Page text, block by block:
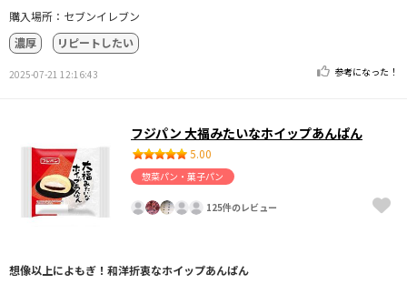
購入場所：セブンイレブン
濃厚
リピートしたい
2025-07-21 12:16:43 参考になった！
フジパン 大福みたいなホイップあんぱん
5.00
惣菜パン・菓子パン
125件のレビュー
想像以上によもぎ！和洋折衷なホイップあんぱん